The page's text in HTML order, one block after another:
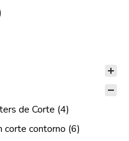
de Corte (4)
corte contorno (6)